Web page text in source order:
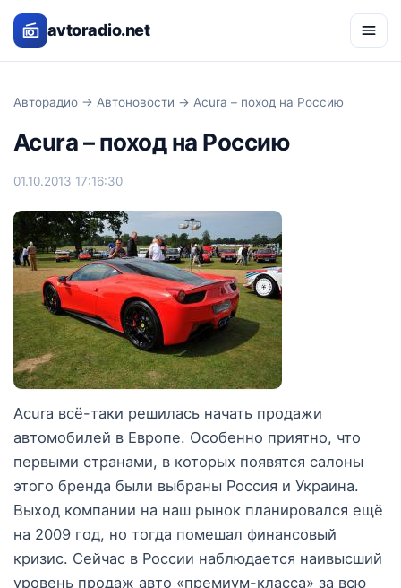
avtoradio.net
Авторадио → Автоновости → Acura – поход на Россию
Acura – поход на Россию
01.10.2013 17:16:30
Acura всё-таки решилась начать продажи
автомобилей в Европе. Особенно приятно, что
первыми странами, в которых появятся салоны
этого бренда были выбраны Россия и Украина.
Выход компании на наш рынок планировался ещё
на 2009 год, но тогда помешал финансовый
кризис. Сейчас в России наблюдается наивысший
уровень продаж авто «премиум-класса» за всю